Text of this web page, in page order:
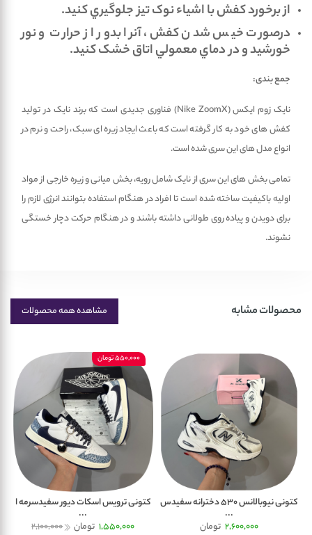
از برخورد کفش با اشياء نوک تيز جلوگيري کنيد.
درصورت خيس شدن کفش‌، آنرا بدور از حرارت و نور
خورشيد و در دماي معمولي اتاق خشک کنيد.
جمع­ بندی:
نایک زوم ایکس (Nike ZoomX) فناوری جدیدی است که برند نایک در تولید
کفش­ های خود به­ کار گرفته است که باعث ایجاد زیره ­ای سبک، راحت و نرم در
انواع مدل­ های این سری شده است.
تمامی بخش ­های این سری از نایک شامل رویه، بخش میانی و زیره خارجی از مواد
اولیه باکیفیت ساخته شده است تا افراد در هنگام استفاده بتوانند انرژی لازم را
برای دویدن و پیاده ­روی طولانی داشته باشند و در هنگام حرکت دچار خستگی
نشوند.
محصولات مشابه مشاهده همه محصولات
کتونی نیوبالانس 530 دخترانه سفیدس
...
2,600,000 تومان
550,000 تومان
کتونی ترویس اسکات دیور سفیدسرمه ا
...
1,550,000 تومان 2,100,000